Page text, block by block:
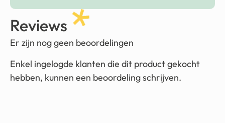
Reviews
Er zijn nog geen beoordelingen
Enkel ingelogde klanten die dit product gekocht
hebben, kunnen een beoordeling schrijven.